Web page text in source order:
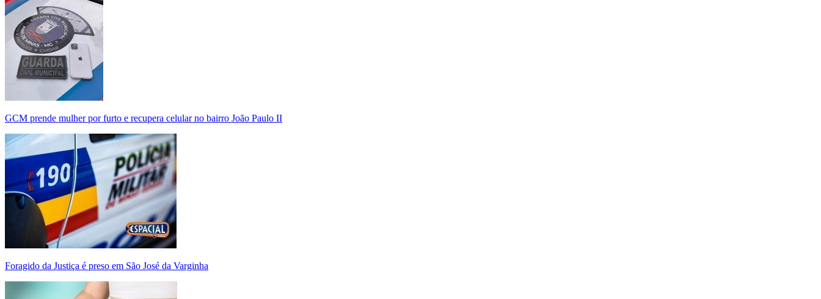
GCM prende mulher por furto e recupera celular no bairro João Paulo II
Foragido da Justiça é preso em São José da Varginha